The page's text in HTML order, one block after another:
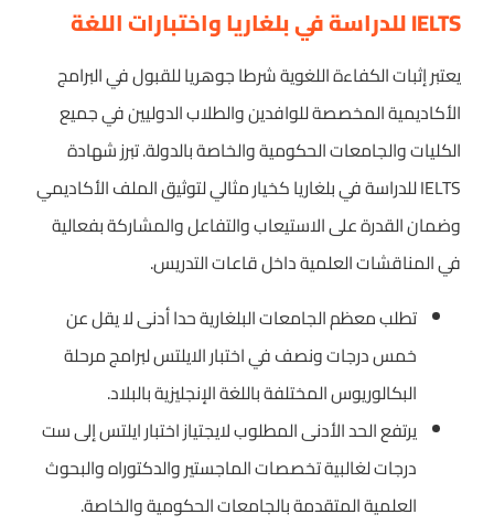
IELTS للدراسة في بلغاريا واختبارات اللغة
يعتبر إثبات الكفاءة اللغوية شرطا جوهريا للقبول في البرامج
الأكاديمية المخصصة للوافدين والطلاب الدوليين في جميع
الكليات والجامعات الحكومية والخاصة بالدولة. تبرز شهادة
IELTS للدراسة في بلغاريا كخيار مثالي لتوثيق الملف الأكاديمي
وضمان القدرة على الاستيعاب والتفاعل والمشاركة بفعالية
في المناقشات العلمية داخل قاعات التدريس.
تطلب معظم الجامعات البلغارية حدا أدنى لا يقل عن
خمس درجات ونصف في اختبار الايلتس لبرامج مرحلة
البكالوريوس المختلفة باللغة الإنجليزية بالبلاد.
يرتفع الحد الأدنى المطلوب لايجتياز اختبار ايلتس إلى ست
درجات لغالبية تخصصات الماجستير والدكتوراه والبحوث
العلمية المتقدمة بالجامعات الحكومية والخاصة.